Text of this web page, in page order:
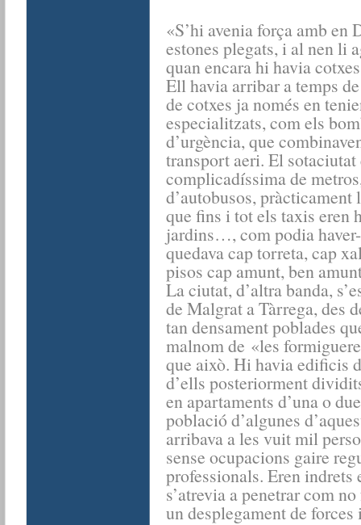
«S’hi avenia força amb en
estones plegats, i al nen li
quan encara hi havia
Ell havia arribar a temps
de cotxes ja només en
especialitzats, com els
d’urgència, que
transport aeri. El
complicadíssima de
d’autobusos,
que fins i tot els taxis eren
jardins…, com podia
quedava cap torreta, cap
pisos cap amunt, ben
La ciutat, d’altra banda,
de Malgrat a Tàrrega, des
tan densament poblades
malnom de «les
que això. Hi havia edificis
d’ells posteriorment
en apartaments d’una o
població d’algunes
arribava a les vuit mil
sense ocupacions gaire
professionals. Eren
s’atrevia a penetrar com
un desplegament de